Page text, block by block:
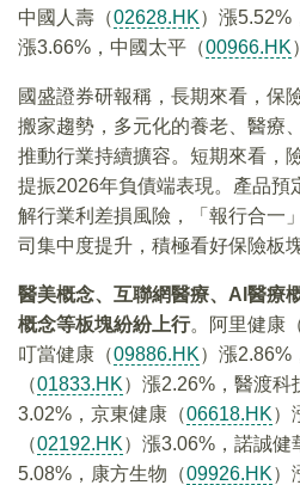
中國人壽（02628.HK）漲5.52%
漲3.66%，中國太平（00966.HK
國盛證券研報稱，長期來看，保
搬家趨勢，多元化的養老、醫療
推動行業持續擴容。短期來看，
提振2026年負債端表現。產品預
解行業利差損風險，「報行合一
司集中度提升，積極看好保險板
醫美概念、互聯網醫療、AI醫療
概念等板塊紛紛上行。阿里健康
叮當健康（09886.HK）漲2.86%
（01833.HK）漲2.26%，醫渡科
3.02%，京東健康（06618.HK）
（02192.HK）漲3.06%，諾誠健
5.08%，康方生物（09926.HK）